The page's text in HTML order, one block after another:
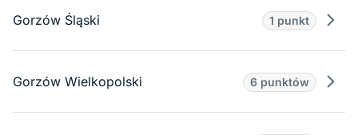
Gorzów Śląski 1 punkt
Gorzów Wielkopolski 6 punktów